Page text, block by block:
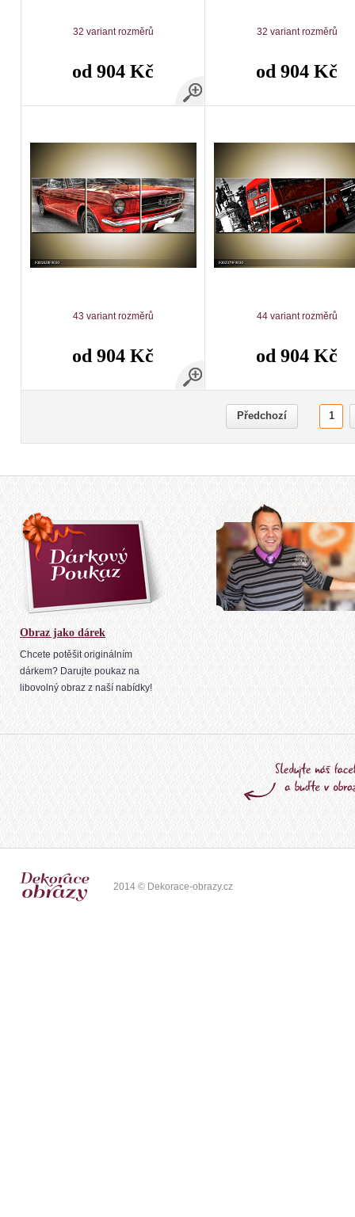
32 variant rozměrů
od 904 Kč
32 variant rozměrů
od 904 Kč
43 variant rozměrů
od 904 Kč
44 variant rozměrů
od 904 Kč
Předchozí 1
Obraz jako dárek
Chcete potěšit originálním
dárkem? Darujte poukaz na
libovolný obraz z naší nabídky!
2014 © Dekorace-obrazy.cz